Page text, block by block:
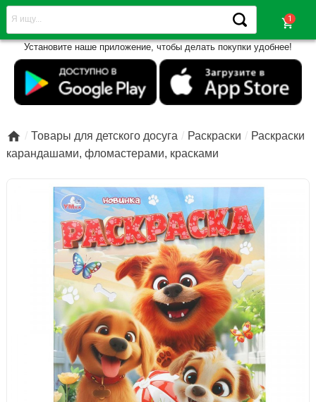
shopping_cart
Установите наше приложение, чтобы делать покупки удобнее!
 Товары для детского досуга Раскраски
Раскраски
карандашами, фломастерами, красками